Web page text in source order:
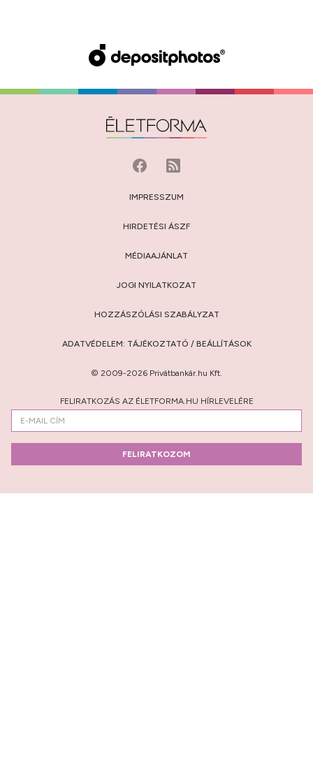
IMPRESSZUM
HIRDETÉSI ÁSZF
MÉDIAAJÁNLAT
JOGI NYILATKOZAT
HOZZÁSZÓLÁSI SZABÁLYZAT
ADATVÉDELEM: TÁJÉKOZTATÓ / BEÁLLÍTÁSOK
© 2009-2026 Privátbankár.hu Kft.
FELIRATKOZÁS AZ ÉLETFORMA.HU HÍRLEVELÉRE
FELIRATKOZOM